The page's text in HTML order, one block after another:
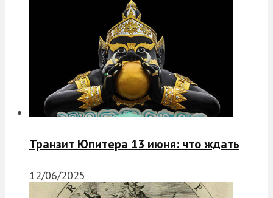
Транзит Юпитера 13 июня: что ждать
12/06/2025